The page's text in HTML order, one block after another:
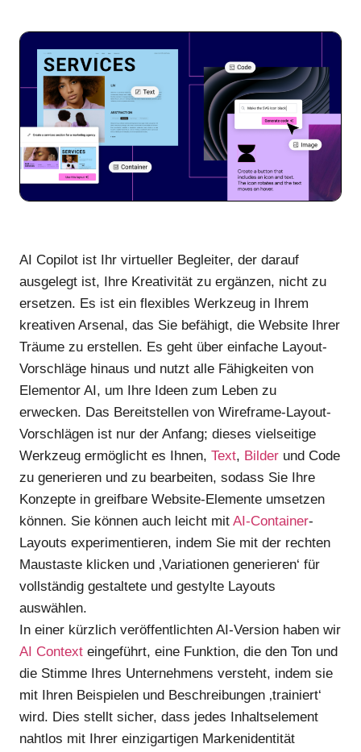
AI Copilot ist Ihr virtueller Begleiter, der darauf
ausgelegt ist, Ihre Kreativität zu ergänzen, nicht zu
ersetzen. Es ist ein flexibles Werkzeug in Ihrem
kreativen Arsenal, das Sie befähigt, die Website Ihrer
Träume zu erstellen. Es geht über einfache Layout-
Vorschläge hinaus und nutzt alle Fähigkeiten von
Elementor AI, um Ihre Ideen zum Leben zu
erwecken. Das Bereitstellen von Wireframe-Layout-
Vorschlägen ist nur der Anfang; dieses vielseitige
Werkzeug ermöglicht es Ihnen, Text, Bilder und Code
zu generieren und zu bearbeiten, sodass Sie Ihre
Konzepte in greifbare Website-Elemente umsetzen
können. Sie können auch leicht mit AI-Container-
Layouts experimentieren, indem Sie mit der rechten
Maustaste klicken und ‚Variationen generieren‘ für
vollständig gestaltete und gestylte Layouts
auswählen.
In einer kürzlich veröffentlichten AI-Version haben wir
AI Context eingeführt, eine Funktion, die den Ton und
die Stimme Ihres Unternehmens versteht, indem sie
mit Ihren Beispielen und Beschreibungen ‚trainiert‘
wird. Dies stellt sicher, dass jedes Inhaltselement
nahtlos mit Ihrer einzigartigen Markenidentität